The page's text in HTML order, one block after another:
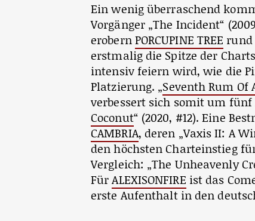
Ein wenig überraschend
Vorgänger „The Incident“
erobernPORCUPINE TREE rund
erstmalig die Spitze der
intensiv feiern wird, wie die
Platzierung. „Seventh Rum Of
verbessert sich somit um fünf
Coconut“ (2020, #12). Eine
CAMBRIA, deren „Vaxis II: A
den höchsten Charteinstieg
Vergleich: „The Unheavenly
FürALEXISONFIRE ist das
erste Aufenthalt in den